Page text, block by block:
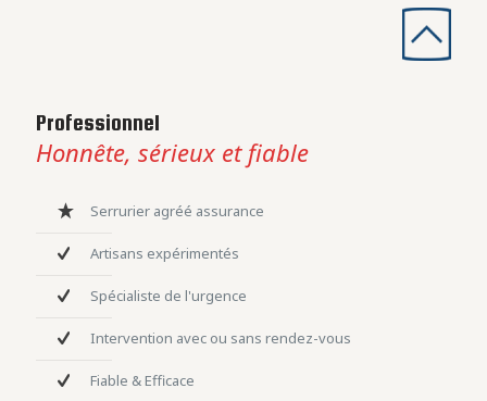
Professionnel
Honnête, sérieux et fiable
Serrurier agréé assurance
Artisans expérimentés
Spécialiste de l'urgence
Intervention avec ou sans rendez-vous
Fiable & Efficace